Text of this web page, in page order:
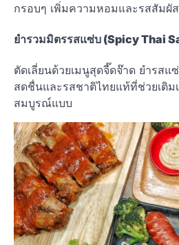
กรอบๆ เพิ่มความหอมและรสสัมผั
ยำรวมมิตรรสแซ่บ (Spicy Thai
ตัดเลี่ยนด้วยเมนูสุดจี๊ดจ๊าด ยำรสแ
สดชื่นและรสชาติไทยแท้ที่ช่วยเติม
สมบูรณ์แบบ